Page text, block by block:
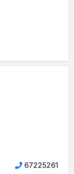
67225261